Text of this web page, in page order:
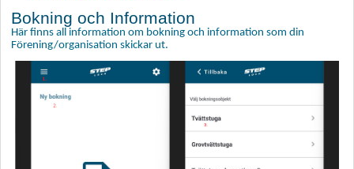
Bokning och Information
Här finns all information om bokning och information som din
Förening/organisation skickar ut.